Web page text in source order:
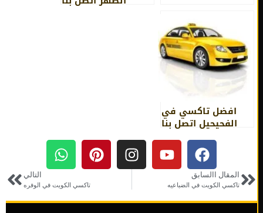
افضل تاكسي في
الفحيحيل اتصل بنا
97886111
المقال االسابق
تاكسي الكويت في الضباعيه تاكسي الكويت في الوفره